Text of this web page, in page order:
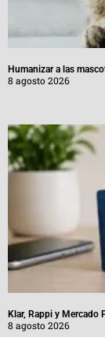
Humanizar a las
8 agosto 2026
Klar, Rappi y
8 agosto 2026